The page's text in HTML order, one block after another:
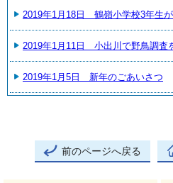
2019年1月18日 鶴嶺小学校3年生
2019年1月11日 小出川で野鳥調査
2019年1月5日 新年のごあいさつ
前のページへ戻る